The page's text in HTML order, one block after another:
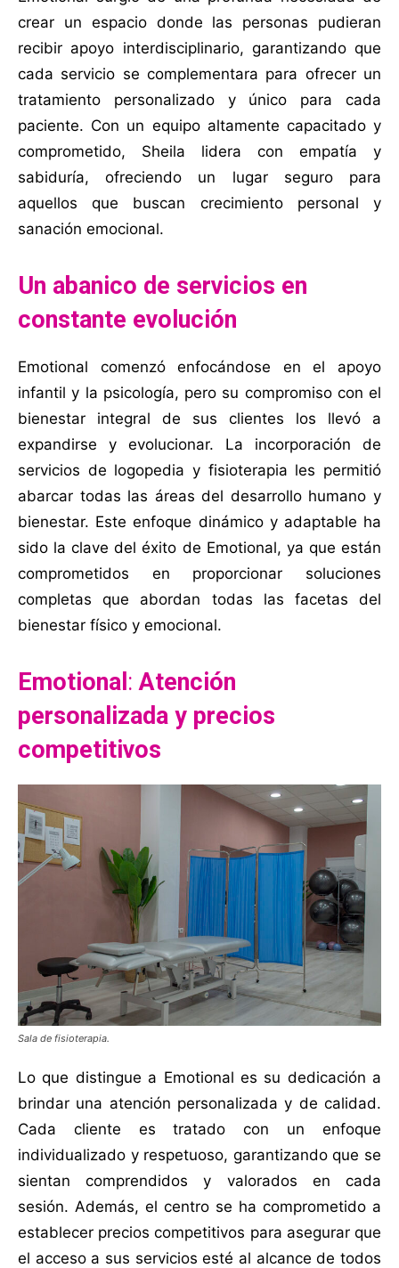
crear un espacio donde las personas pudieran
recibir apoyo interdisciplinario, garantizando que
cada servicio se complementara para ofrecer un
tratamiento personalizado y único para cada
paciente. Con un equipo altamente capacitado y
comprometido, Sheila lidera con empatía y
sabiduría, ofreciendo un lugar seguro para
aquellos que buscan crecimiento personal y
sanación emocional.
Un abanico de servicios en
constante evolución
Emotional comenzó enfocándose en el apoyo
infantil y la psicología, pero su compromiso con el
bienestar integral de sus clientes los llevó a
expandirse y evolucionar. La incorporación de
servicios de logopedia y fisioterapia les permitió
abarcar todas las áreas del desarrollo humano y
bienestar. Este enfoque dinámico y adaptable ha
sido la clave del éxito de Emotional, ya que están
comprometidos en proporcionar soluciones
completas que abordan todas las facetas del
bienestar físico y emocional.
Emotional :Atención
personalizada y precios
competitivos
Sala de fisioterapia.
Lo que distingue a Emotional es su dedicación a
brindar una atención personalizada y de calidad.
Cada cliente es tratado con un enfoque
individualizado y respetuoso, garantizando que se
sientan comprendidos y valorados en cada
sesión. Además, el centro se ha comprometido a
establecer precios competitivos para asegurar que
el acceso a sus servicios esté al alcance de todos